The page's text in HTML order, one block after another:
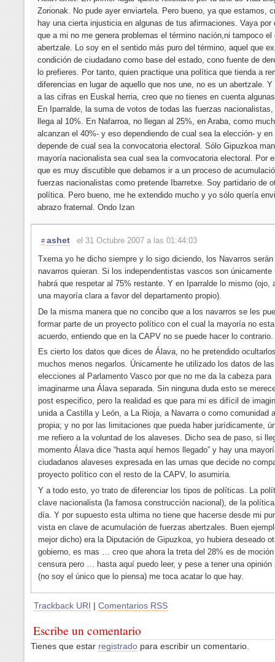
Zorionak. No pude ayer enviartela. Pero bueno, ya que estamos,
hay una cierta injusticia en algunas de tus afirmaciones. Vaya por
que a mi no me genera problemas el término nación,ni tampoco el
abertzale. Lo soy en el sentido más puro del término, aquel que
condición de ciudadano como base del estado, cono fuente de
lo prefieres. Por tanto, quien practique una política que tienda a
diferencias en lugar de aquello que nos une, no es un abertzale. Y
a las cifras en Euskal herria, creo que no tienes en cuenta
En Iparralde, la suma de votos de todas las fuerzas nacionalistas,
llega al 10%. En Nafarroa, no llegan al 25%, en Araba, como
alcanzan el 40%- y eso dependiendo de cual sea la elección- y
depende de cual sea la convocatoria electoral. Sólo Gipuzkoa
mayoría nacionalista sea cual sea la comvocatoria electoral. Por
que es muy discutible que debamos ir a un proceso de
fuerzas nacionalistas como pretende Ibarretxe. Soy partidario de
política. Pero bueno, me he extendido mucho y yo sólo quería
abrazo fraternal. Ondo Izan
# ashet
el 31 Octubre 2007 a las 01:44:03
Txema yo he dicho siempre y lo sigo diciendo, los Navarros
navarros quieran. Si los independentistas vascos son únicamente
habrá que respetar al 75% restante. Y en Iparralde lo mismo (ojo,
una mayoría clara a favor del departamento propio).
De la misma manera que no concibo que a los navarros se les
formar parte de un proyecto político con el cual la mayoría no
acuerdo, entiendo que en la CAPV no se puede hacer lo contrario.
Es cierto los datos que dices de Álava, no he pretendido
muchos menos negarlos. Únicamente he utilizado los datos de
elecciones al Parlamento Vasco por que no me da la cabeza para
imaginarme una Álava separada. Sin ninguna duda esto se
post especifico, pero la realidad es que para mi es difícil de
unida a Castilla y León, a La Rioja, a Navarra o como comunidad
propia; y no por las limitaciones que pueda haber jurídicamente,
me refiero a la voluntad de los alaveses. Dicho sea de paso, si
momento Álava dice “hasta aquí hemos llegado” y hay una
ciudadanos alaveses expresada en las urnas que decide no
proyecto político con el resto de la CAPV, lo asumiría.
Y a todo esto, yo trato de diferenciar los tipos de políticas. La
clave nacionalista (la famosa construcción nacional), de la
día. Y por supuesto esta ultima no tiene que hacerse desde mi
vista en clave de acumulación de fuerzas abertzales. Buen
mejor dicho) era la Diputación de Gipuzkoa, yo hubiera deseado
gobierno, es mas … creo que ahora la treta del 28% es de moción
censura pero … hasta aquí puedo leer, y pese a tener una opinión
(no soy el único que lo piensa) me toca acatar lo que hay.
Trackback URI | Comentarios RSS
Escribe un comentario
Tienes que estar registrado para escribir un comentario.